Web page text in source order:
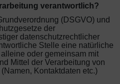
verantwortlich?
(DSGVO) und
der
datenschutzrechtlicher
Stelle eine natürliche
oder gemeinsam mit
Mittel der Verarbeitung von
Kontaktdaten etc.)